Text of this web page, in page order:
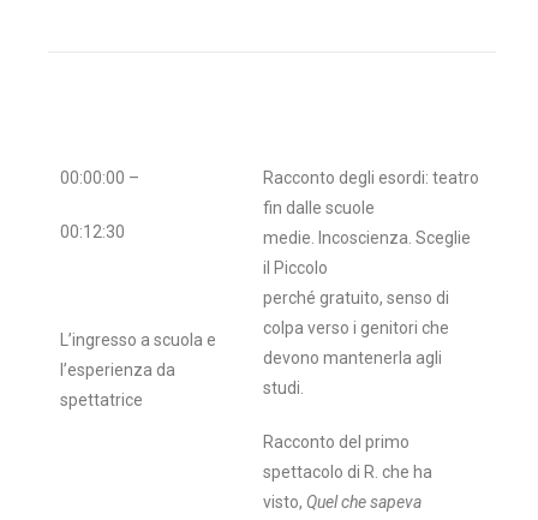
00:00:00 –
00:12:30
L’ingresso a scuola e
l’esperienza da
spettatrice
Racconto degli esordi: teatro
fin dalle scuole
medie. Incoscienza. Sceglie
il Piccolo
perché gratuito, senso di
colpa verso i genitori che
devono mantenerla agli
studi.
Racconto del primo
spettacolo di R. che ha
visto, Quel che sapeva